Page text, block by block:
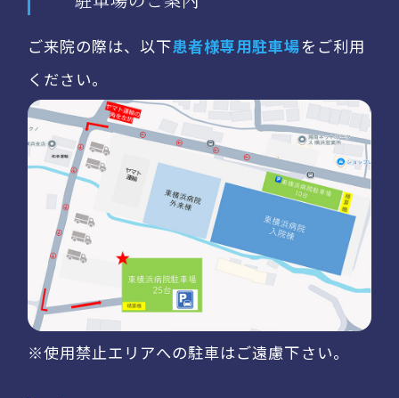
ご来院の際は、以下患者様専用駐車場をご利用
ください。
※使用禁止エリアへの駐車はご遠慮下さい。